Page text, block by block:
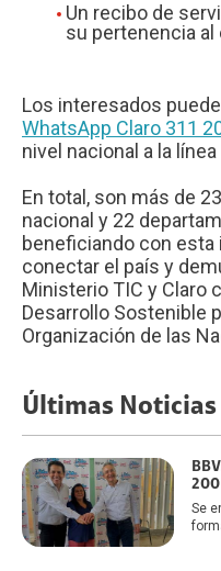
Un recibo de
su pertenencia al
Los interesados
WhatsApp Claro 311
nivel nacional a la
En total, son más de
nacional y 22
beneficiando con esta
conectar el país y
Ministerio TIC y Claro
Desarrollo Sostenible
Organización de las
Últimas Noticias
200
Se